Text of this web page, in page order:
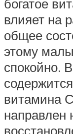
богатое
влияет на
общее
этому
спокойно.
витамина
направлен